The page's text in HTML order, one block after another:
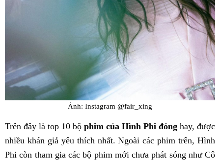
Ảnh: Instagram @fair_xing
Trên đây là top 10 bộ phim của Hình Phi đóng hay, được
nhiều khán giả yêu thích nhất. Ngoài các phim trên, Hình
Phi còn tham gia các bộ phim mới chưa phát sóng như Cô